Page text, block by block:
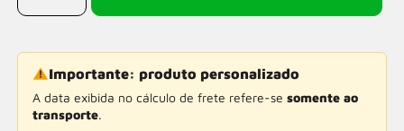
Importante: produto personalizado
A data exibida no cálculo de frete refere-sesomente ao
transporte.